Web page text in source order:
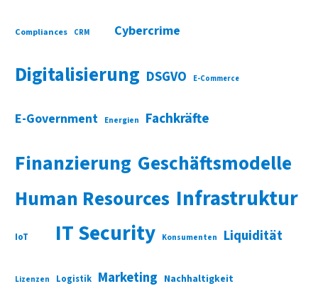
Compliances CRM Cybercrime
Digitalisierung DSGVO E-Commerce
E-Government Energien Fachkräfte
Finanzierung Geschäftsmodelle
Human Resources Infrastruktur
IoT IT Security Konsumenten Liquidität
Lizenzen Logistik Marketing Nachhaltigkeit